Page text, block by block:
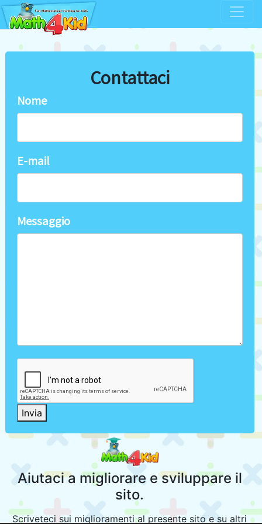
Contattaci
Nome
E-mail
Messaggio
Invia
Aiutaci a migliorare e sviluppare il
sito.
Scriveteci sui miglioramenti al presente sito e su altri